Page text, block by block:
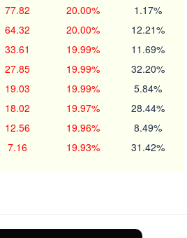
77.82 20.00% 1.17%
64.32 20.00% 12.21%
33.61 19.99% 11.69%
27.85 19.99% 32.20%
19.03 19.99% 5.84%
18.02 19.97% 28.44%
12.56 19.96% 8.49%
7.16 19.93% 31.42%